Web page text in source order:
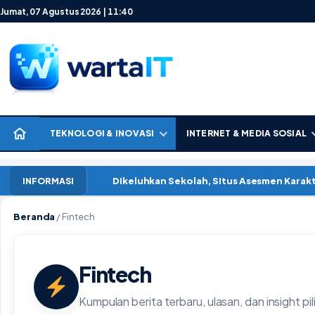
Lewati ke konten
Jumat, 07 Agustus 2026 | 11:40
TEKNOLOGI & INOVASI INTERNET & MEDIA SOSIAL
INFORMASI Dikeluhkan Sekolah, Situs Asesmen
Beranda /Fintech
Fintech
Kumpulan berita terbaru, ulasan, dan insight